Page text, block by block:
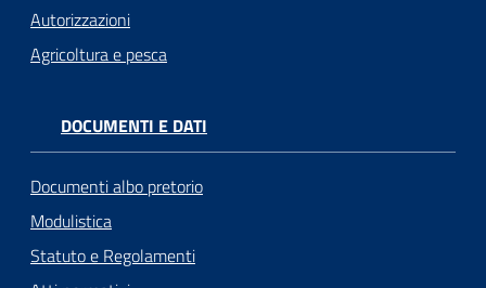
Autorizzazioni
Agricoltura e pesca
DOCUMENTI E DATI
Documenti albo pretorio
Modulistica
Statuto e Regolamenti